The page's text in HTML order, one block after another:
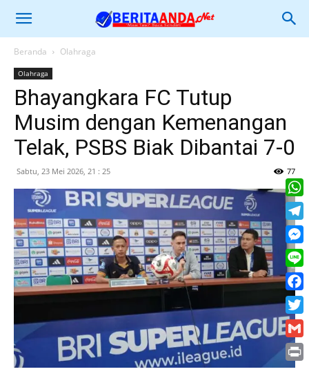
Beranda Olahraga
Olahraga
Bhayangkara FC Tutup
Musim dengan Kemenangan
Telak, PSBS Biak Dibantai 7-0
Sabtu, 23 Mei 2026, 21 : 25 77
Line
Print